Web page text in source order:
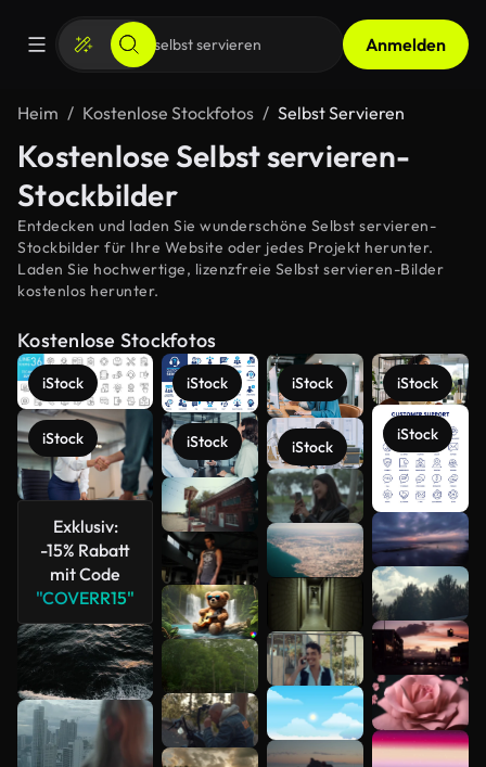
Anmelden
Heim Kostenlose Stockfotos Selbst Servieren
Kostenlose Selbst servieren-
Stockbilder
Entdecken und laden Sie wunderschöne Selbst servieren-
Stockbilder für Ihre Website oder jedes Projekt herunter.
Laden Sie hochwertige, lizenzfreie Selbst servieren-Bilder
kostenlos herunter.
Kostenlose Stockfotos
iStock
iStock
Exklusiv:
-15% Rabatt
mit Code
"COVERR15"
iStock
iStock
iStock
iStock
iStock
iStock
Mehr
anzeigen